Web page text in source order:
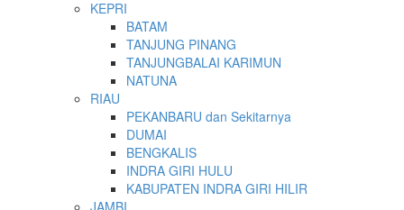
KEPRI
BATAM
TANJUNG PINANG
TANJUNGBALAI KARIMUN
NATUNA
RIAU
PEKANBARU dan Sekitarnya
DUMAI
BENGKALIS
INDRA GIRI HULU
KABUPATEN INDRA GIRI HILIR
JAMBI